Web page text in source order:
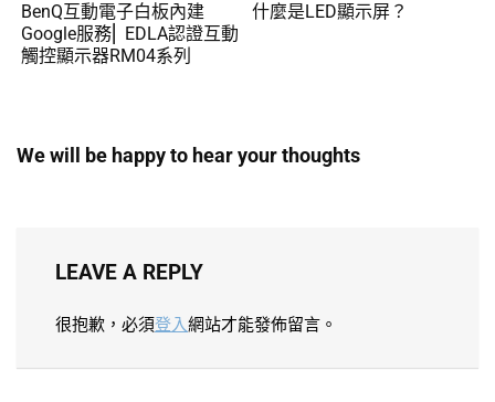
BenQ互動電子白板內建
Google服務⎜ EDLA認證互動
觸控顯示器RM04系列
什麼是LED顯示屏？
We will be happy to hear your thoughts
LEAVE A REPLY
很抱歉，必須登入網站才能發佈留言。